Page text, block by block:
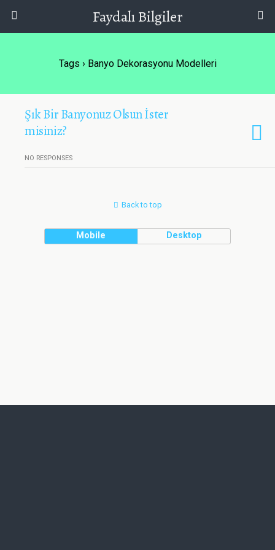
Faydalı Bilgiler
Tags › Banyo Dekorasyonu Modelleri
Şık Bir Banyonuz Olsun İster
misiniz?
NO RESPONSES
Back to top
Mobile Desktop